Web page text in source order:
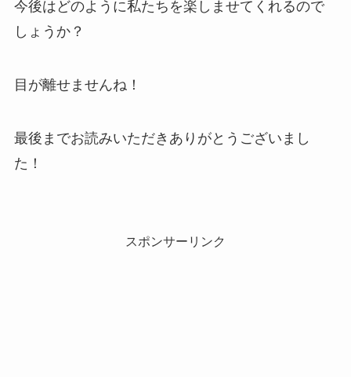
今後はどのように私たちを楽しませてくれるので
しょうか？
目が離せませんね！
最後までお読みいただきありがとうございまし
た！
スポンサーリンク